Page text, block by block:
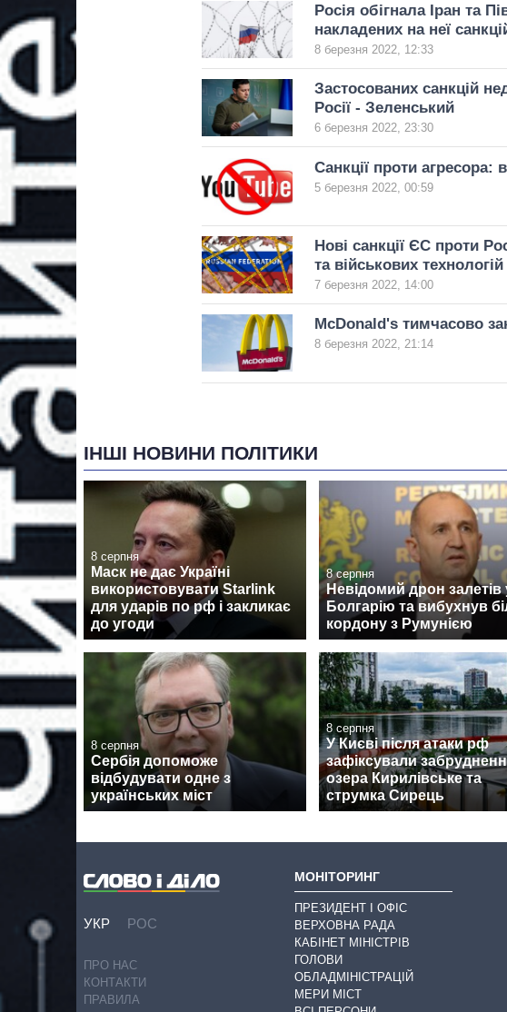
Росія обігнала Іран та
накладених на неї
8 березня 2022, 12:33
Застосованих санкцій
Росії - Зеленський
6 березня 2022, 23:30
Санкції проти агресора:
5 березня 2022, 00:59
Нові санкції ЄС проти
та військових
7 березня 2022, 14:00
McDonald's тимчасово
8 березня 2022, 21:14
ІНШІ НОВИНИ ПОЛІТИКИ
8 серпня
Маск не дає Україні
використовувати Starlink
для ударів по рф і закликає
до угоди
8 серпня
Невідомий дрон залетів
Болгарію та вибухнув
кордону з Румунією
8 серпня
Сербія допоможе
відбудувати одне з
українських міст
8 серпня
У Києві після атаки рф
зафіксували
озера Кирилівське та
струмка Сирець
УКР РОС
ПРО НАС
КОНТАКТИ
ПРАВИЛА
МОНІТОРИНГ
ПРЕЗИДЕНТ І ОФІС
ВЕРХОВНА РАДА
КАБІНЕТ МІНІСТРІВ
ГОЛОВИ
ОБЛАДМІНІСТРАЦІЙ
МЕРИ МІСТ